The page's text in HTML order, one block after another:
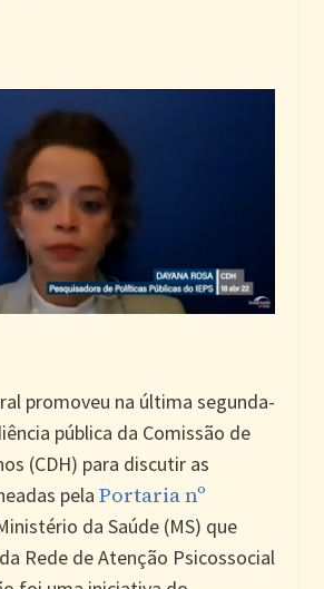
promoveu na última segunda-
pública da Comissão de
(CDH) para discutir as
pela Portaria nº
da Saúde (MS) que
Rede de Atenção Psicossocial